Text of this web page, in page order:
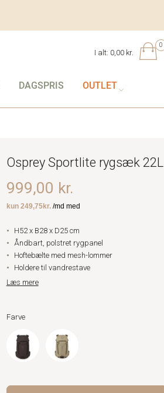
0
I alt: 0,00 kr.
DAGSPRIS OUTLET
Osprey Sportlite rygsæk 22L
999,00 kr.
H52 x B28 x D25 cm
Åndbart, polstret rygpanel
Hoftebælte med mesh-lommer
Holdere til vandrestave
Læs mere
Farve